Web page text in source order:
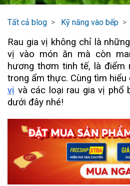
Tất cả blog Kỹ năng vào bếp
Rau gia vị không chỉ là
vị vào món ăn mà còn
hương thơm tinh tế, là điểm
trong ẩm thực. Cùng tìm hiểu
vị và các loại rau gia vị phổ
dưới đây nhé!